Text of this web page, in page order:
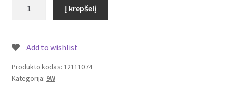
LED
šviestuvas
su
Į krepšelį
Add to wishlist
Produkto kodas: 12111074
Kategorija: 9W